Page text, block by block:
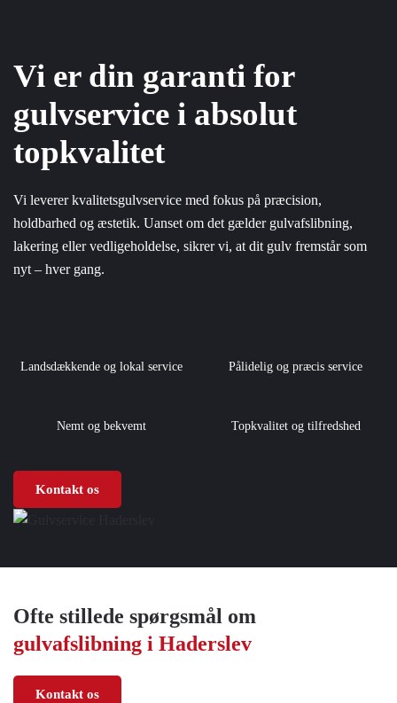
Vi er din garanti for
gulvservice i absolut
topkvalitet
Vi leverer kvalitetsgulvservice med fokus på præcision,
holdbarhed og æstetik. Uanset om det gælder gulvafslibning,
lakering eller vedligeholdelse, sikrer vi, at dit gulv fremstår som
nyt – hver gang.
Landsdækkende og lokal service Pålidelig og præcis service
Nemt og bekvemt Topkvalitet og tilfredshed
Kontakt os
Ofte stillede spørgsmål om
gulvafslibning i Haderslev
Kontakt os